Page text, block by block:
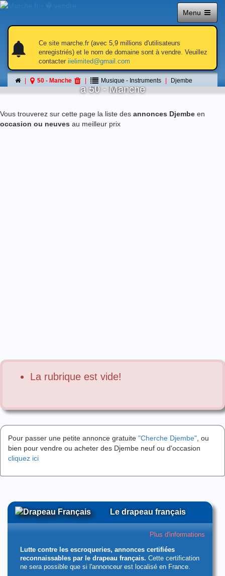
Menu
notifications
notifications
Ce site marche.fr (avec 5,9 millions d'utilisateurs
enregistriés) et le nom de domaine sont à vendre. Veuillez
contacter iielimited@gmail.com
50 - Manche Musique - Instruments Djembe
Djembe
á 50 - Manche
Vous trouverez sur cette page la liste des annonces Djembe en
occasion ou neuves au meilleur prix
La rubrique est vide!
Pour passer une petite annonce gratuite "Cherche Djembe" , ou
bien pour vendre ou acheter des Djembe neuf ou d'occasion
cliquez ici
Le drapeau français
Plus d'informations
Lutte contre les escroqueries, annonces certifiées
reconnaissables par le drapeau français. Cette certification
ne sera possible que si l'annonceur est localisé en France.